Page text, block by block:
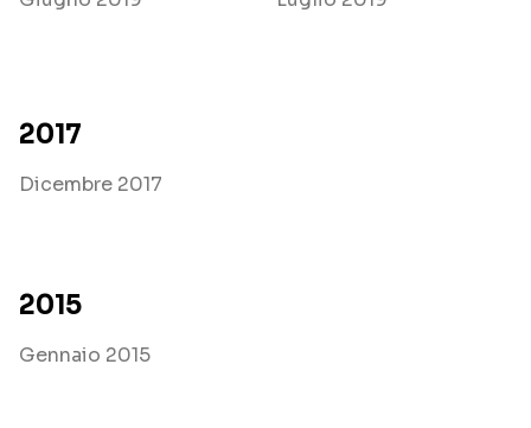
2017
Dicembre 2017
2015
Gennaio 2015